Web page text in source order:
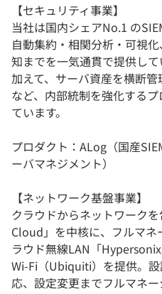
【セキュリティ事業】
当社は国内シェアNo.1 の
自動集約・相関分析・可視
知までを一気通貫で提供して
加えて、サーバ資産を横断
など、内部統制を強化する
ています。
プロダクト：ALog（国産
ーバマネジメント）
【ネットワーク基盤事業】
クラウドからネットワーク
Cloud」を中核に、フルマネ
ラウド無線LAN「
Wi‑Fi（Ubiquiti）を提供。
応、設定変更までフルマネー